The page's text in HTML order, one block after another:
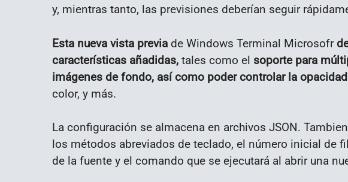
y, mientras tanto, las previsiones deberían seguir
Esta nueva vista previa de Windows Terminal Microsofr
características añadidas, tales como el soporte para
imágenes de fondo, así como poder controlar la opacidad
color, y más.
La configuración se almacena en archivos JSON.
los métodos abreviados de teclado, el número inicial de
de la fuente y el comando que se ejecutará al abrir una